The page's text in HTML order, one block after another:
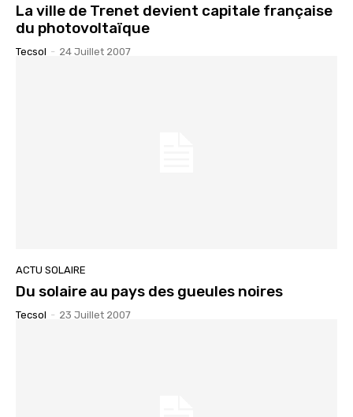
La ville de Trenet devient capitale française
du photovoltaïque
Tecsol - 24 Juillet 2007
ACTU SOLAIRE
Du solaire au pays des gueules noires
Tecsol - 23 Juillet 2007